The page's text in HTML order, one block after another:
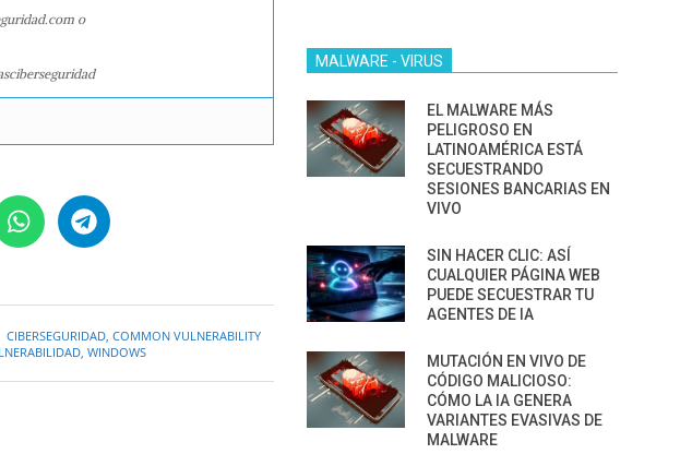
o
CIBERSEGURIDAD COMMON VULNERABILITY
WINDOWS
MALWARE - VIRUS
EL MALWARE MÁS
PELIGROSO EN
LATINOAMÉRICA ESTÁ
SECUESTRANDO
SESIONES BANCARIAS EN
VIVO
SIN HACER CLIC: ASÍ
CUALQUIER PÁGINA WEB
PUEDE SECUESTRAR TU
AGENTES DE IA
MUTACIÓN EN VIVO DE
CÓDIGO MALICIOSO:
CÓMO LA IA GENERA
VARIANTES EVASIVAS DE
MALWARE